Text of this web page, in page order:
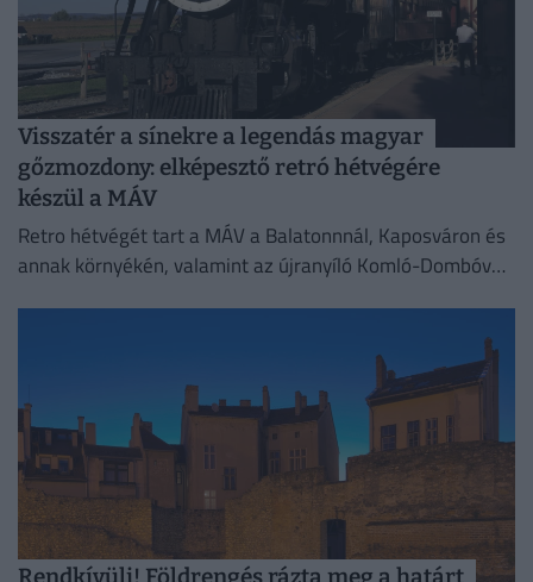
Visszatér a sínekre a legendás magyar
gőzmozdony: elképesztő retró hétvégére
készül a MÁV
Retro hétvégét tart a MÁV a Balatonnnál, Kaposváron és
annak környékén, valamint az újranyíló Komló-Dombóvár